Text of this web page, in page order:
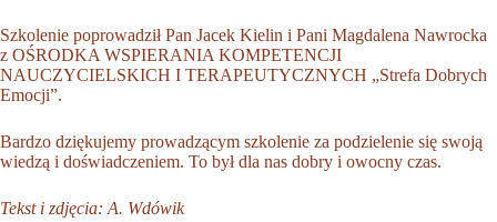
Szkolenie poprowadził Pan Jacek Kielin i Pani Magdalena Nawrocka
z OŚRODKA WSPIERANIA KOMPETENCJI
NAUCZYCIELSKICH I TERAPEUTYCZNYCH „Strefa Dobrych
Emocji”.
Bardzo dziękujemy prowadzącym szkolenie za podzielenie się swoją
wiedzą i doświadczeniem. To był dla nas dobry i owocny czas.
Tekst i zdjęcia: A. Wdówik